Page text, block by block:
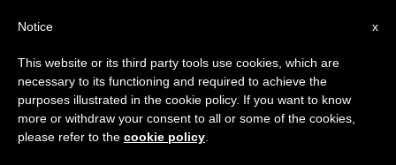
TAG
x
Notice
This website or its third party tools use cookies, which are
necessary to its functioning and required to achieve the
purposes illustrated in the cookie policy. If you want to know
more or withdraw your consent to all or some of the cookies,
please refer to the cookie policy